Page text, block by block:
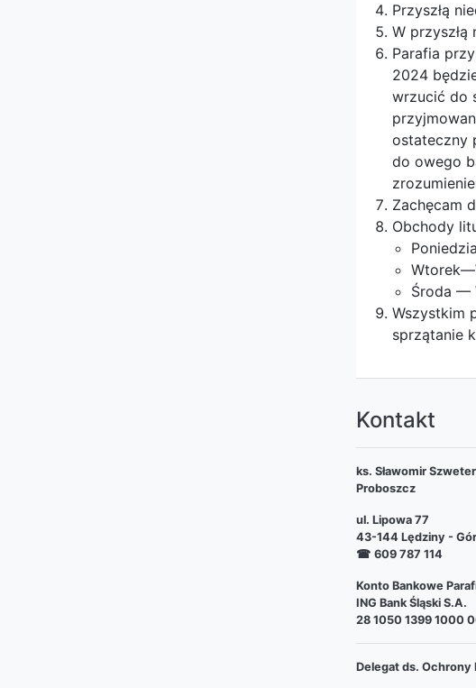
Przyszłą
W
Parafia
2024
wrzucić do
ostateczny
do owego
Zachęcam
Obchody
Środa —
Wszystkim
sprzątanie
Kontakt
ks. Sławomir Szweter
Proboszcz
ul. Lipowa 77
43-144 Lędziny -
☎ 609 787 114
Konto Bankowe
ING Bank Śląski S.A.
28 1050 1399 1000
Delegat ds. Ochrony